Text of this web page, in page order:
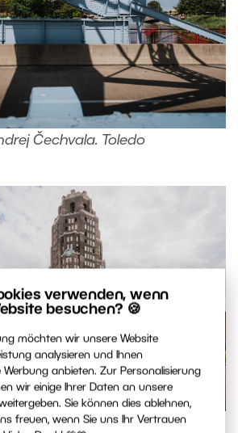
verwenden, wenn
besuchen? 🍪
möchten wir unsere Website
analysieren und Ihnen
anbieten. Zur Personalisierung
wir einige Ihrer Daten an unsere
Sie können dies ablehnen,
freuen, wenn Sie uns Ihr Vertrauen
Čechvala. Toledo
Buffalo, verlassenes